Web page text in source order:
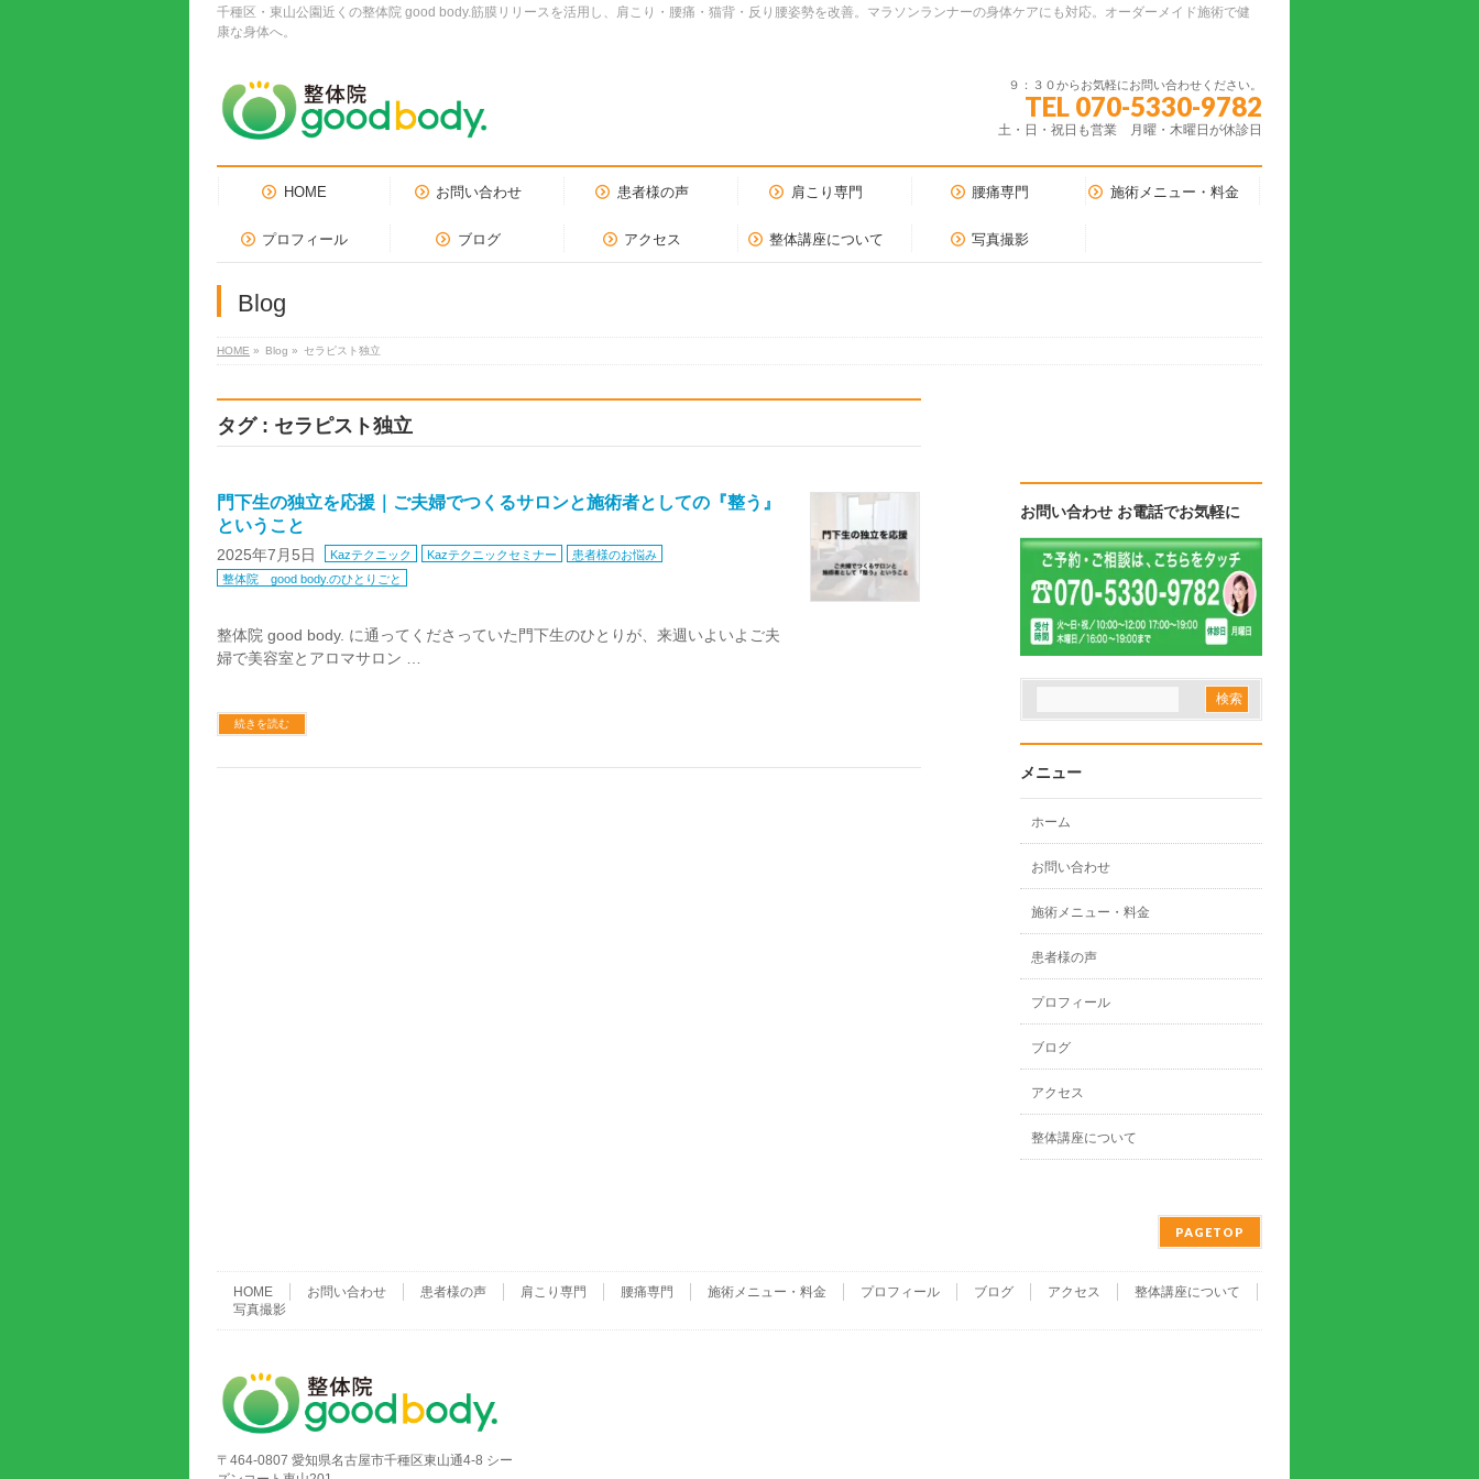
千種区・東山公園近くの整体院 good body.筋膜リリースを活用し、肩こり・腰痛・猫背・反り腰姿勢を改善。マラソンランナーの身体ケアにも対応。オーダーメイド施術で健
康な身体へ。
９：３０からお気軽にお問い合わせください。
TEL 070-5330-9782
土・日・祝日も営業 月曜・木曜日が休診日
HOME お問い合わせ 患者様の声 肩こり専門 腰痛専門 施術メニュー・料金
プロフィール ブログ アクセス 整体講座について 写真撮影
Blog
HOME » Blog » セラピスト独立
タグ : セラピスト独立
門下生の独立を応援｜ご夫婦でつくるサロンと施術者としての『整う』
ということ
2025年7月5日 Kazテクニック Kazテクニックセミナー
患者様のお悩み
整体院 good body.のひとりごと
整体院 good body. に通ってくださっていた門下生のひとりが、来週いよいよご夫
婦で美容室とアロマサロン …
続きを読む
お問い合わせ お電話でお気軽に
メニュー
ホーム
お問い合わせ
施術メニュー・料金
患者様の声
プロフィール
ブログ
アクセス
整体講座について
PAGETOP
HOME お問い合わせ 患者様の声 肩こり専門 腰痛専門 施術メニュー・料金 プロフィール ブログ アクセス
整体講座について
写真撮影
〒464-0807 愛知県名古屋市千種区東山通4-8 シー